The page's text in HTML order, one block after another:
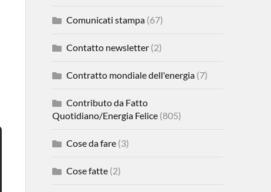
Comunicati stampa(67)
Contatto newsletter(2)
Contratto mondiale dell'energia(7)
Contributo da Fatto
Quotidiano/Energia Felice(805)
Cose da fare(3)
Cose fatte(2)